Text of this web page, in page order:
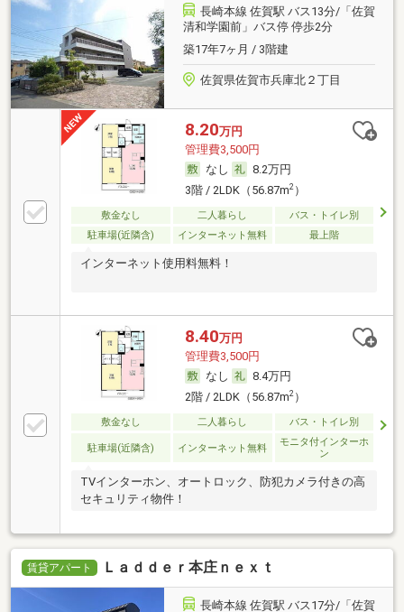
長崎本線 佐賀駅 バス13分/「佐賀
清和学園前」バス停 停歩2分
築17年7ヶ月 / 3階建
佐賀県佐賀市兵庫北２丁目
8.20万円
管理費3,500円
なし
8.2万円
3階 / 2LDK（56.87m2）
敷金なし 二人暮らし
バス・トイレ別
駐車場(近隣含)
インターネット無料 最上階
インターネット使用料無料！
8.40万円
管理費3,500円
なし
8.4万円
2階 / 2LDK（56.87m2）
敷金なし 二人暮らし バス・トイレ別
駐車場(近隣含) インターネット無料
モニタ付インターホ
ン
TVインターホン、オートロック、防犯カメラ付きの高
セキュリティ物件！
賃貸アパート Ｌａｄｄｅｒ本庄ｎｅｘｔ
長崎本線 佐賀駅 バス17分/「佐賀